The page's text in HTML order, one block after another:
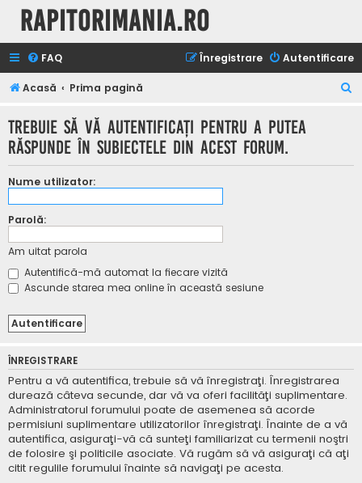
Rapitorimania.ro
FAQ Autentificare
Înregistrare
Acasă Prima pagină
Trebuie să vă autentificaţi pentru a putea
răspunde în subiectele din acest forum.
Nume utilizator:
Parolă:
Am uitat parola
Autentifică-mă automat la fiecare vizită
Ascunde starea mea online în această sesiune
ÎNREGISTRARE
Pentru a vă autentifica, trebuie să vă înregistraţi. Înregistrarea
durează câteva secunde, dar vă va oferi facilităţi suplimentare.
Administratorul forumului poate de asemenea să acorde
permisiuni suplimentare utilizatorilor înregistraţi. Înainte de a vă
autentifica, asiguraţi-vă că sunteţi familiarizat cu termenii noştri
de folosire şi politicile asociate. Vă rugăm să vă asiguraţi că aţi
citit regulile forumului înainte să navigaţi pe acesta.